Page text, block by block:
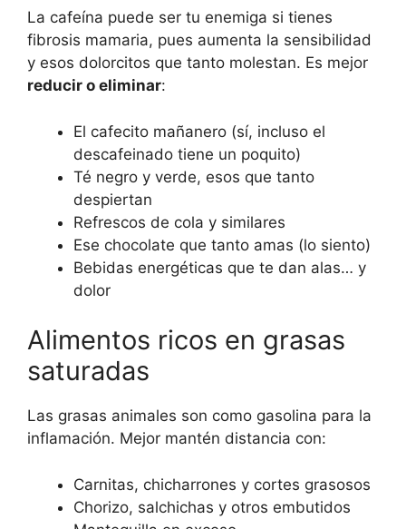
La cafeína puede ser tu enemiga si tienes
fibrosis mamaria, pues aumenta la sensibilidad
y esos dolorcitos que tanto molestan. Es mejor
reducir o eliminar:
El cafecito mañanero (sí, incluso el
descafeinado tiene un poquito)
Té negro y verde, esos que tanto
despiertan
Refrescos de cola y similares
Ese chocolate que tanto amas (lo siento)
Bebidas energéticas que te dan alas… y
dolor
Alimentos ricos en grasas
saturadas
Las grasas animales son como gasolina para la
inflamación. Mejor mantén distancia con:
Carnitas, chicharrones y cortes grasosos
Chorizo, salchichas y otros embutidos